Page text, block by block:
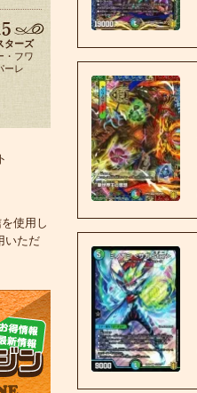
ターズ
・フワ
ーレ
使用し
いただ